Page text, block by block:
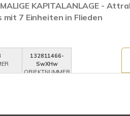
KAPITALANLAGE -
mit 7 Einheiten in Flieden
132811466-
SwXHw
OBJEKTNUMMER